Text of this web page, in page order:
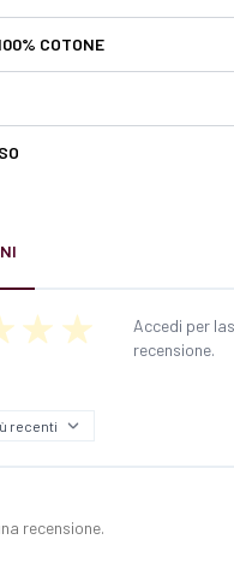
COTONE
Accedi per
recensione.
recensione.